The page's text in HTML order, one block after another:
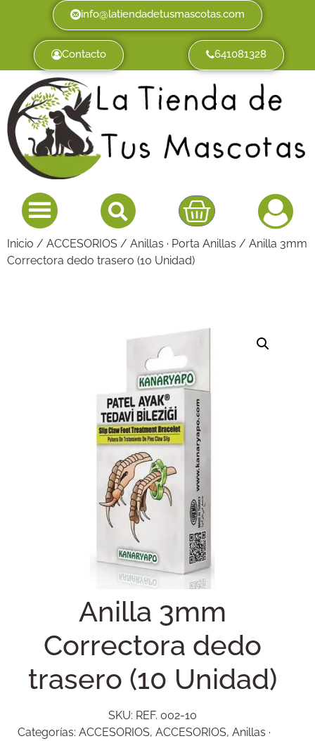
info@latiendadetusmascotas.com
Contacto 641081328
Inicio / ACCESORIOS / Anillas · Porta Anillas / Anilla 3mm
Correctora dedo trasero (10 Unidad)
Anilla 3mm
Correctora dedo
trasero (10 Unidad)
SKU: REF. 002-10
Categorías: ACCESORIOS, ACCESORIOS, Anillas ·